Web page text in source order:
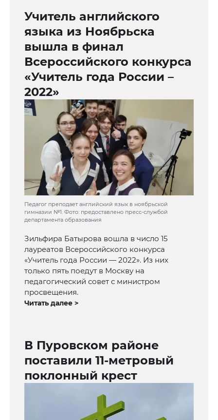
Учитель английского
языка из Ноябрьска
вышла в финал
Всероссийского конкурса
«Учитель года России –
2022»
Педагог преподает английский язык в ноябрьской
гимназии №1. Фото: предоставлено пресс-службой
департамента образования
Зильфира Батырова вошла в число 15
лауреатов Всероссийского конкурса
«Учитель года России — 2022». Из них
только пять поедут в Москву на
педагогический совет с министром
просвещения.
Читать далее >
В Пуровском районе
поставили 11-метровый
поклонный крест